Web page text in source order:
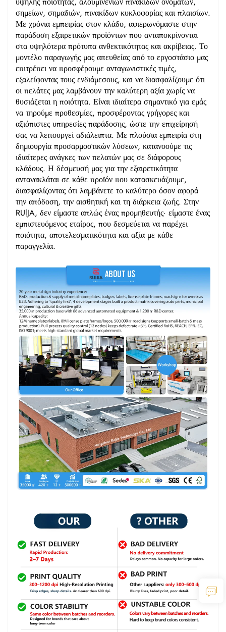
σημείων, σημαδιών, πινακίδων κυκλοφορίας και πλαισίων.
Με χρόνια εμπειρίας στον κλάδο, αφιερωνόμαστε στην
παράδοση εξαιρετικών προϊόντων που ανταποκρίνονται
στα υψηλότερα πρότυπα ανθεκτικότητας και ακρίβειας. Το
μοντέλο παραγωγής μας απευθείας από το εργοστάσιο μας
επιτρέπει να προσφέρουμε ανταγωνιστικές τιμές,
εξαλείφοντας τους ενδιάμεσους, και να διασφαλίζουμε ότι
οι πελάτες μας λαμβάνουν την καλύτερη αξία χωρίς να
θυσιάζεται η ποιότητα. Είναι ιδιαίτερα σημαντικό για εμάς
να τηρούμε προθεσμίες, προσφέροντας γρήγορες και
αξιόπιστες υπηρεσίες παράδοσης, ώστε την επιχείρησή
σας να λειτουργεί αδιάλειπτα. Με πλούσια εμπειρία στη
δημιουργία προσαρμοστικών λύσεων, κατανοούμε τις
ιδιαίτερες ανάγκες των πελατών μας σε διάφορους
κλάδους. Η δέσμευσή μας για την εξαιρετικότητα
αντανακλάται σε κάθε προϊόν που κατασκευάζουμε,
διασφαλίζοντας ότι λαμβάνετε το καλύτερο όσον αφορά
την απόδοση, την αισθητική και τη διάρκεια ζωής. Στην
RUlJA, δεν είμαστε απλώς ένας προμηθευτής· είμαστε ένας
εμπιστευόμενος εταίρος, που δεσμεύεται να παρέχει
ποιότητα, αποτελεσματικότητα και αξία με κάθε
παραγγελία.